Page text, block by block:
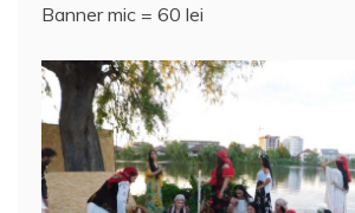
Banner mic = 60 lei